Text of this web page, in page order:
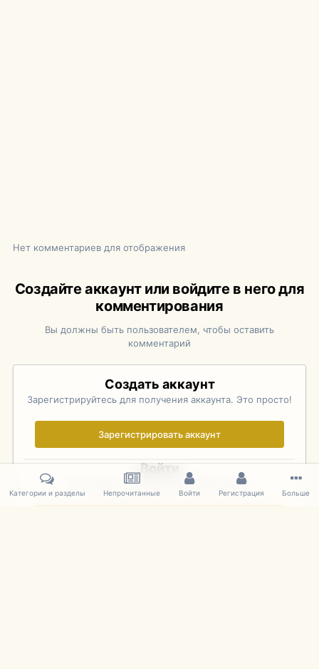
Нет комментариев для отображения
Создайте аккаунт или войдите в него для
комментирования
Вы должны быть пользователем, чтобы оставить
комментарий
Создать аккаунт
Зарегистрируйтесь для получения аккаунта. Это просто!
Зарегистрировать аккаунт
Войти
Уже зарегистрированы? Войдите здесь.
Категории и разделы Непрочитанные Войти Регистрация Больше